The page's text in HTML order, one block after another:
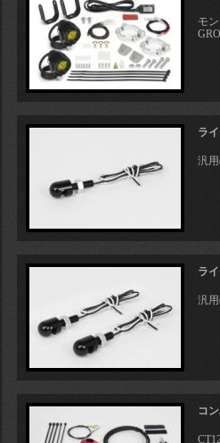
モ
ラ
汎
ラ
汎
コ